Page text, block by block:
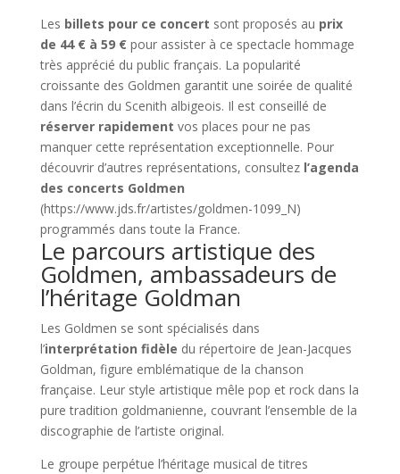
Les billets pour ce concert sont proposés au prix
de 44 € à 59 €pour assister à ce spectacle hommage
très apprécié du public français. La popularité
croissante des Goldmen garantit une soirée de qualité
dans l’écrin du Scenith albigeois. Il est conseillé de
réserver rapidement vos places pour ne pas
manquer cette représentation exceptionnelle. Pour
découvrir d’autres représentations, consultez l’agenda
des concerts Goldmen
(https://www.jds.fr/artistes/goldmen-1099_N)
programmés dans toute la France.
Le parcours artistique des
Goldmen, ambassadeurs de
l’héritage Goldman
Les Goldmen se sont spécialisés dans
l’interprétation fidèle du répertoire de Jean-Jacques
Goldman, figure emblématique de la chanson
française. Leur style artistique mêle pop et rock dans la
pure tradition goldmanienne, couvrant l’ensemble de la
discographie de l’artiste original.
Le groupe perpétue l’héritage musical de titres